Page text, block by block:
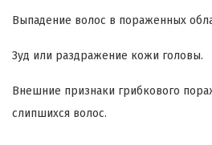
Выпадение волос в пораженных
Зуд или раздражение кожи головы.
Внешние признаки грибкового
слипшихся волос.